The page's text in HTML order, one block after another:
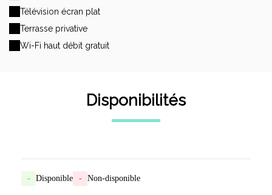
Télévision écran plat
Terrasse privative
Wi-Fi haut débit gratuit
Disponibilités
- Disponible - Non-disponible